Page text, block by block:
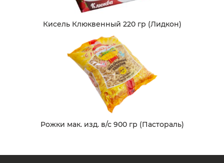
Кисель Клюквенный 220 гр (Лидкон)
Рожки мак. изд. в/с 900 гр (Пастораль)